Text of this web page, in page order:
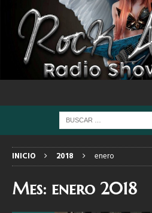
INICIO 2018 enero
Mes: enero 2018